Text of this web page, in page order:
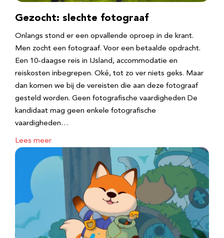
Gezocht: slechte fotograaf
Onlangs stond er een opvallende oproep in de krant.
Men zocht een fotograaf. Voor een betaalde opdracht.
Een 10-daagse reis in IJsland, accommodatie en
reiskosten inbegrepen. Oké, tot zo ver niets geks. Maar
dan komen we bij de vereisten die aan deze fotograaf
gesteld worden. Geen fotografische vaardigheden De
kandidaat mag geen enkele fotografische
vaardigheden…
Lees meer